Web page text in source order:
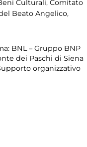
Culturali, Comitato
Beato Angelico,
BNL – Gruppo BNP
dei Paschi di Siena
organizzativo